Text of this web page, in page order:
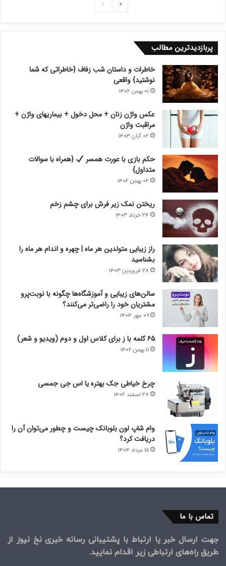
ح
ح
د
پربازدیدترین مطالب
خاطرات و داستان شب زفاف {خاطراتی که شما
نوشتید} واقعی
۰۱ بهمن ۱۴۰۲
عکس واژن زنان + محل دخول + بیماریهای واژن +
مراقبت واژن
۰۲ آبان ۱۴۰۳
حکم بازی با عورت همسر
{همراه با سوالات
متداول}
۰۲ بهمن ۱۴۰۲
ریختن نمک زیر فرش برای چشم زخم
۲۴ خرداد ۱۴۰۳
راز زیبایی متولدین هر ماه | چهره و اندام هر ماه را
بشناسید
۲۸ فروردین ۱۴۰۳
سالن‌های زیبایی و آموزشگاه‌ها چگونه با نوبت‌پرو
مشتریان خود را راضی‌تر می‌کنند؟
۰۹ مهر ۱۴۰۴
۶۵ کلمه با ز برای کلاس اول و دوم (ویدیو و شعر)
۱۱ بهمن ۱۴۰۲
چرخ خیاطی جک بهتره یا اس جی جمسی
۲۷ اسفند ۱۴۰۲
وام شاپ لون بلوبانک چیست و چطور می‌توان آن را
دریافت کرد؟
۱۵ مرداد ۱۴۰۴
تماس با ما
جهت ارسال خبر یا ارتباط با پشتیبانی رسانه خبری نخ نیوز از
طریق راه‌های ارتباطی زیر اقدام نمایید.